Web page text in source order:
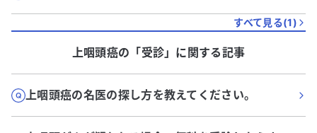
すべて見る(1)
上咽頭癌の「受診」に関する記事
上咽頭癌の名医の探し方を教えてください。